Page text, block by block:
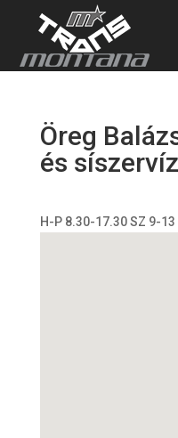
Öreg
és síszervíz
H-P 8.30-17.30 SZ 9-